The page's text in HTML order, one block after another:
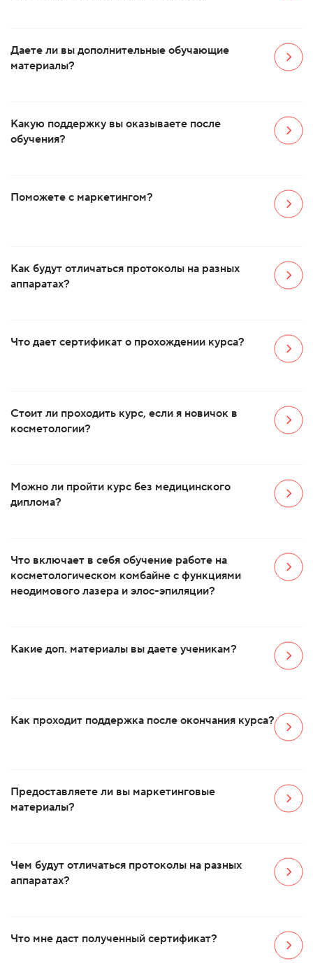
Даете ли вы дополнительные обучающие
материалы?
Какую поддержку вы оказываете после
обучения?
Поможете с маркетингом?
Как будут отличаться протоколы на разных
аппаратах?
Что дает сертификат о прохождении курса?
Стоит ли проходить курс, если я новичок в
косметологии?
Можно ли пройти курс без медицинского
диплома?
Что включает в себя обучение работе на
косметологическом комбайне с функциями
неодимового лазера и элос-эпиляции?
Какие доп. материалы вы даете ученикам?
Как проходит поддержка после окончания курса?
Предоставляете ли вы маркетинговые
материалы?
Чем будут отличаться протоколы на разных
аппаратах?
Что мне даст полученный сертификат?